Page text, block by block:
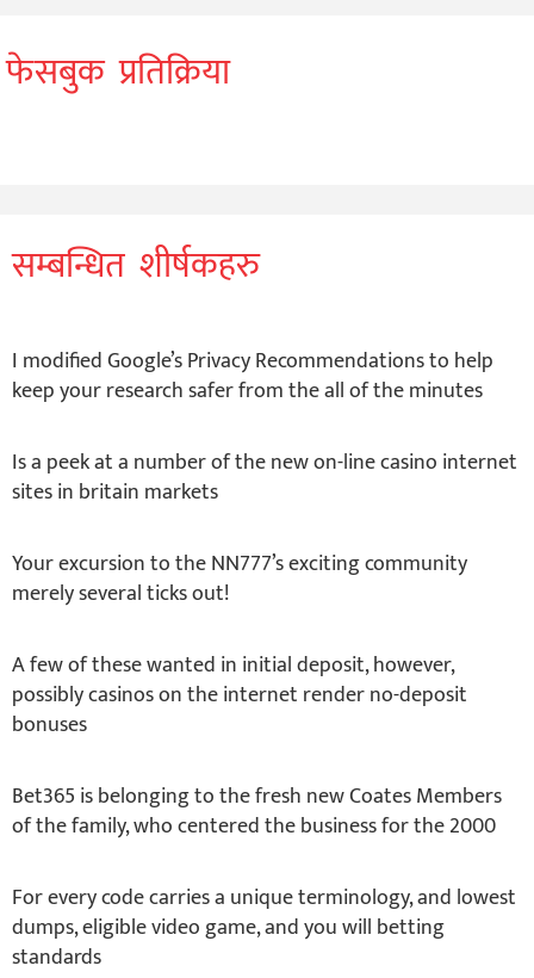
फेसबुक प्रतिक्रिया
सम्बन्धित शीर्षकहरु
I modified Google’s Privacy Recommendations to help
keep your research safer from the all of the minutes
Is a peek at a number of the new on-line casino internet
sites in britain markets
Your excursion to the NN777’s exciting community
merely several ticks out!
A few of these wanted in initial deposit, however,
possibly casinos on the internet render no-deposit
bonuses
Bet365 is belonging to the fresh new Coates Members
of the family, who centered the business for the 2000
For every code carries a unique terminology, and lowest
dumps, eligible video game, and you will betting
standards